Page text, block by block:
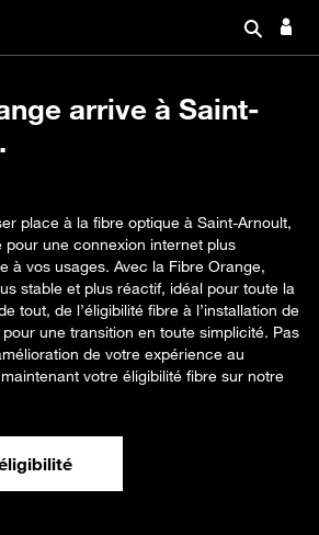
arrive à Saint-
place à la fibre optique à Saint-Arnoult,
pour une connexion internet plus
à vos usages. Avec la Fibre Orange,
stable et plus réactif, idéal pour toute la
tout, de l’éligibilité fibre à l’installation de
une transition en toute simplicité. Pas
de votre expérience au
votre éligibilité fibre sur notre